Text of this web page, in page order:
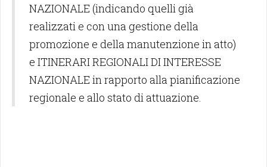
NAZIONALE (indicando quelli già
realizzati e con una gestione della
promozione e della manutenzione in atto)
e ITINERARI REGIONALI DI INTERESSE
NAZIONALE in rapporto alla pianificazione
regionale e allo stato di attuazione.